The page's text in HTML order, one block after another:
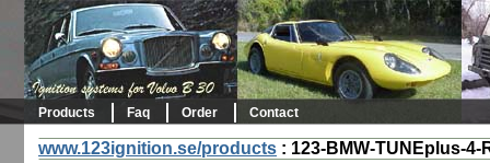
Products Faq Order Contact
www.123ignition.se/products : 123-BMW-TUNEplus-4-